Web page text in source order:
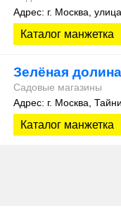
Адрес: г. Москва,
Каталог манжетка
Зелёная долина
Садовые магазины
Адрес: г. Москва,
Каталог манжетка